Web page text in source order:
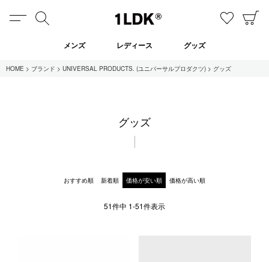
MENU お気に
メンズ レディース グッズ
HOME ブランド UNIVERSAL PRODUCTS. (ユニバーサルプロダクツ) グッズ
グッズ
おすすめ順 新着順 価格が安い順 価格が高い順
51件中 1-51件表示